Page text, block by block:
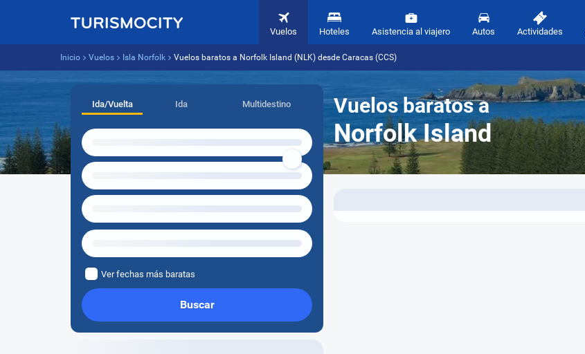
Vuelos Hoteles Asistencia al viajero Autos Actividades
Inicio Vuelos Isla Norfolk Vuelos baratos a Norfolk Island (NLK) desde Caracas (CCS)
Vuelos baratos a
Norfolk Island
Ida/Vuelta Ida Multidestino
Ver fechas más baratas
Buscar